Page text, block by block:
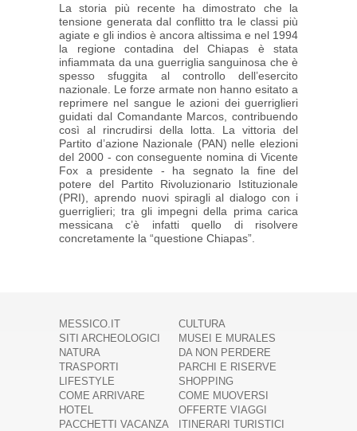
La storia più recente ha dimostrato che la
tensione generata dal conflitto tra le classi più
agiate e gli indios è ancora altissima e nel 1994
la regione contadina del Chiapas è stata
infiammata da una guerriglia sanguinosa che è
spesso sfuggita al controllo dell’esercito
nazionale. Le forze armate non hanno esitato a
reprimere nel sangue le azioni dei guerriglieri
guidati dal Comandante Marcos, contribuendo
così al rincrudirsi della lotta. La vittoria del
Partito d’azione Nazionale (PAN) nelle elezioni
del 2000 - con conseguente nomina di Vicente
Fox a presidente - ha segnato la fine del
potere del Partito Rivoluzionario Istituzionale
(PRI), aprendo nuovi spiragli al dialogo con i
guerriglieri; tra gli impegni della prima carica
messicana c’è infatti quello di risolvere
concretamente la “questione Chiapas”.
MESSICO.IT
CULTURA
SITI ARCHEOLOGICI
MUSEI E MURALES
NATURA
DA NON PERDERE
TRASPORTI
PARCHI E RISERVE
LIFESTYLE
SHOPPING
COME ARRIVARE
COME MUOVERSI
HOTEL
OFFERTE VIAGGI
PACCHETTI VACANZA
ITINERARI TURISTICI